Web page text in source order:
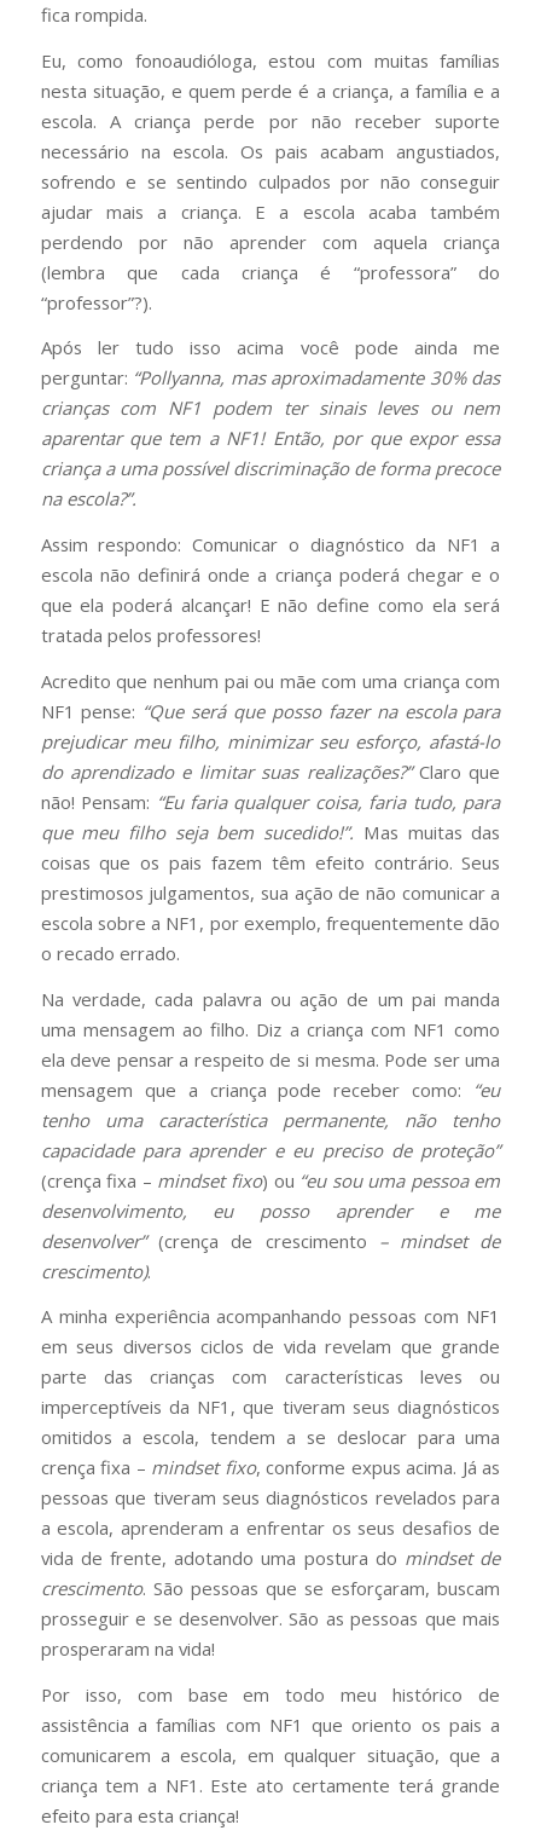
fica rompida.
Eu, como fonoaudióloga, estou com muitas famílias
nesta situação, e quem perde é a criança, a família e a
escola. A criança perde por não receber suporte
necessário na escola. Os pais acabam angustiados,
sofrendo e se sentindo culpados por não conseguir
ajudar mais a criança. E a escola acaba também
perdendo por não aprender com aquela criança
(lembra que cada criança é “professora” do
“professor”?).
Após ler tudo isso acima você pode ainda me
perguntar: “Pollyanna, mas aproximadamente 30% das
crianças com NF1 podem ter sinais leves ou nem
aparentar que tem a NF1! Então, por que expor essa
criança a uma possível discriminação de forma precoce
na escola?”.
Assim respondo: Comunicar o diagnóstico da NF1 a
escola não definirá onde a criança poderá chegar e o
que ela poderá alcançar! E não define como ela será
tratada pelos professores!
Acredito que nenhum pai ou mãe com uma criança com
NF1 pense: “Que será que posso fazer na escola para
prejudicar meu filho, minimizar seu esforço, afastá-lo
do aprendizado e limitar suas realizações?”Claro que
não! Pensam: “Eu faria qualquer coisa, faria tudo, para
que meu filho seja bem sucedido!”. Mas muitas das
coisas que os pais fazem têm efeito contrário. Seus
prestimosos julgamentos, sua ação de não comunicar a
escola sobre a NF1, por exemplo, frequentemente dão
o recado errado.
Na verdade, cada palavra ou ação de um pai manda
uma mensagem ao filho. Diz a criança com NF1 como
ela deve pensar a respeito de si mesma. Pode ser uma
mensagem que a criança pode receber como: “eu
tenho uma característica permanente, não tenho
capacidade para aprender e eu preciso de proteção”
(crença fixa – mindset fixo) ou “eu sou uma pessoa em
desenvolvimento, eu posso aprender e me
desenvolver” (crença de crescimento – mindset de
crescimento).
A minha experiência acompanhando pessoas com NF1
em seus diversos ciclos de vida revelam que grande
parte das crianças com características leves ou
imperceptíveis da NF1, que tiveram seus diagnósticos
omitidos a escola, tendem a se deslocar para uma
crença fixa – mindset fixo, conforme expus acima. Já as
pessoas que tiveram seus diagnósticos revelados para
a escola, aprenderam a enfrentar os seus desafios de
vida de frente, adotando uma postura do mindset de
crescimento. São pessoas que se esforçaram, buscam
prosseguir e se desenvolver. São as pessoas que mais
prosperaram na vida!
Por isso, com base em todo meu histórico de
assistência a famílias com NF1 que oriento os pais a
comunicarem a escola, em qualquer situação, que a
criança tem a NF1. Este ato certamente terá grande
efeito para esta criança!